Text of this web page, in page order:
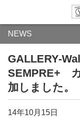
NEWS
GALLERY-
SEMPRE+
加しました。
14年10月15日